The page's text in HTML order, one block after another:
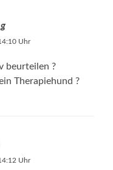
Uhr
beurteilen ?
Therapiehund ?
Uhr